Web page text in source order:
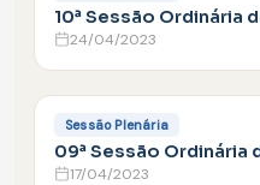
10ª Sessão Ordinária
24/04/2023
FACEBOOK
Sessão Plenária
09ª Sessão Ordinária
17/04/2023